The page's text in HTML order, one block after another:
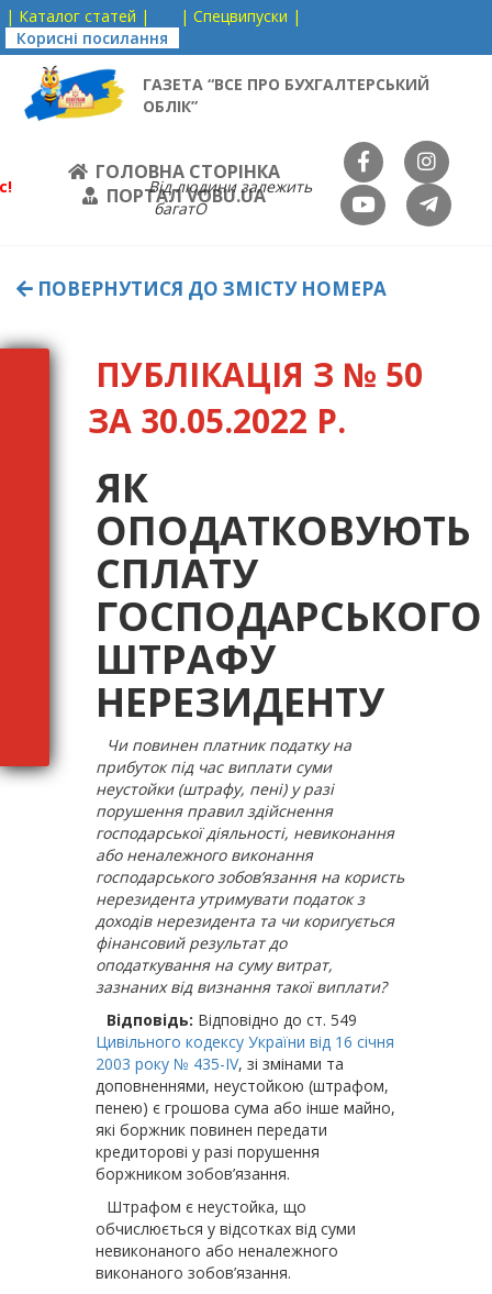
| Каталог статей |
| Спецвипуски |
Корисні посилання
ГАЗЕТА “ВСЕ ПРО БУХГАЛТЕРСЬКИЙ
ОБЛІК”
ГОЛОВНА СТОРІНКА
ПОРТАЛ VOBU.UA
Від людини залежить
багатО
ПОВЕРНУТИСЯ ДО ЗМІСТУ НОМЕРА
ПУБЛІКАЦІЯ З № 50
ЗА 30.05.2022 Р.
ЯК
ОПОДАТКОВУЮТЬ
СПЛАТУ
ГОСПОДАРСЬКОГО
ШТРАФУ
НЕРЕЗИДЕНТУ
Чи повинен платник податку на
прибуток під час виплати суми
неустойки (штрафу, пені) у разі
порушення правил здійснення
господарської діяльності, невиконання
або неналежного виконання
господарського зобов’язання на користь
нерезидента утримувати податок з
доходів нерезидента та чи коригується
фінансовий результат до
оподаткування на суму витрат,
зазнаних від визнання такої виплати?
Відповідь: Відповідно до ст. 549
Цивільного кодексу України від 16 січня
2003 року № 435-ІV, зі змінами та
доповненнями, неустойкою (штрафом,
пенею) є грошова сума або інше майно,
які боржник повинен передати
кредиторові у разі порушення
боржником зобов’язання.
Штрафом є неустойка, що
обчислюється у відсотках від суми
невиконаного або неналежного
виконаного зобов’язання.